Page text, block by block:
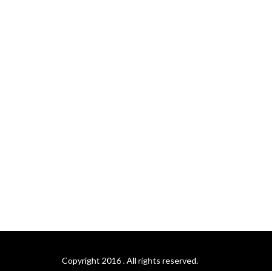
Copyright 2016 . All rights reserved.